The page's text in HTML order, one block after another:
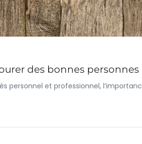
des bonnes personnes
personnel et professionnel,